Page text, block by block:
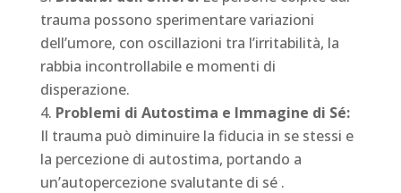
trauma possono sperimentare variazioni
dell’umore, con oscillazioni tra l’irritabilità, la
rabbia incontrollabile e momenti di
disperazione.
Problemi di Autostima e Immagine di Sé:
Il trauma può diminuire la fiducia in se stessi e
la percezione di autostima, portando a
un’autopercezione svalutante di sé .